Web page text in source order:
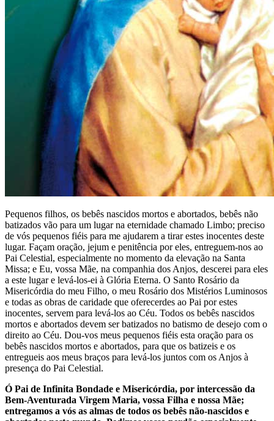
Pequenos filhos, os bebês nascidos mortos e abortados, bebês não
batizados vão para um lugar na eternidade chamado Limbo; preciso
de vós pequenos fiéis para me ajudarem a tirar estes inocentes deste
lugar. Façam oração, jejum e penitência por eles, entreguem-nos ao
Pai Celestial, especialmente no momento da elevação na Santa
Missa; e Eu, vossa Mãe, na companhia dos Anjos, descerei para eles
a este lugar e levá-los-ei à Glória Eterna. O Santo Rosário da
Misericórdia do meu Filho, o meu Rosário dos Mistérios Luminosos
e todas as obras de caridade que oferecerdes ao Pai por estes
inocentes, servem para levá-los ao Céu. Todos os bebês nascidos
mortos e abortados devem ser batizados no batismo de desejo com o
direito ao Céu. Dou-vos meus pequenos fiéis esta oração para os
bebês nascidos mortos e abortados, para que os batizeis e os
entregueis aos meus braços para levá-los juntos com os Anjos à
presença do Pai Celestial.
Ó Pai de Infinita Bondade e Misericórdia, por intercessão da
Bem-Aventurada Virgem Maria, vossa Filha e nossa Mãe;
entregamos a vós as almas de todos os bebês não-nascidos e